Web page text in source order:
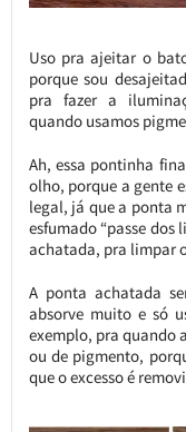
Uso pra ajeitar o
porque sou
pra fazer a
quando usamos
Ah, essa pontinha
olho, porque a gente
legal, já que a ponta
esfumado “passe dos
achatada, pra limpar
A ponta achatada
absorve muito e só
exemplo, pra quando
ou de pigmento,
que o excesso é